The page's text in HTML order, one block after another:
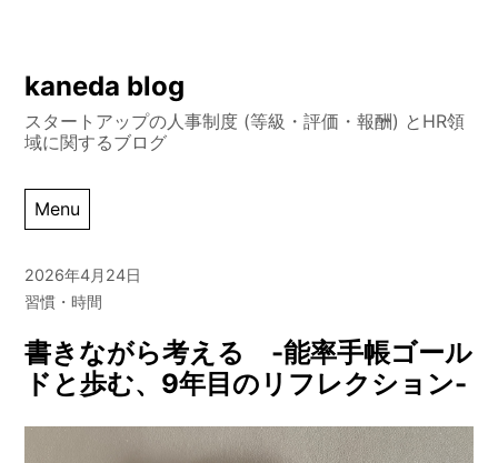
Skip
content
kaneda blog
スタートアップの人事制度 (等級・評価・報酬) とHR領
域に関するブログ
Menu
2026年4月24日
習慣・時間
書きながら考える -能率手帳ゴール
ドと歩む、9年目のリフレクション-